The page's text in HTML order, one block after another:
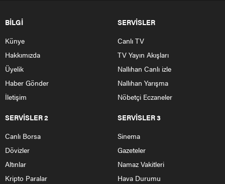
BİLGİ
Künye
Hakkımızda
Üyelik
Haber Gönder
İletişim
SERVİSLER
Canlı TV
TV Yayın Akışları
Nallıhan Canlı izle
Nallıhan Yarışma
Nöbetçi Eczaneler
SERVİSLER 2
Canlı Borsa
Dövizler
Altınlar
Kripto Paralar
SERVİSLER 3
Sinema
Gazeteler
Namaz Vakitleri
Hava Durumu